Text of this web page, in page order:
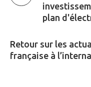
plan
Retour sur les
française à